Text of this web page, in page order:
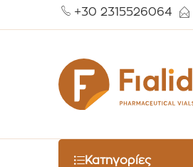
+30 2315526064
Κατηγορίες